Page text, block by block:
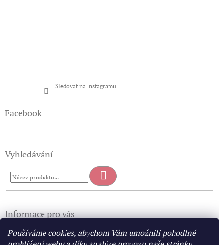
Používáme cookies, abychom Vám umožnili pohodlné
Sledovat na Instagramu
Facebook
Vyhledávání
Hledat
Informace pro vás
Doprava a platba
Obchodní podmínky